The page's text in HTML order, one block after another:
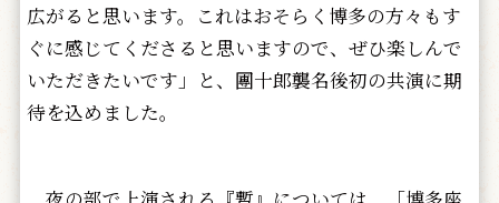
広がると思います。これはおそらく博多の方々もす
ぐに感じてくださると思いますので、ぜひ楽しんで
いただきたいです」と、團十郎襲名後初の共演に期
待を込めました。